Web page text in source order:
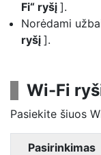
Fi“ ryšį ].
Norėdami
ryšį ].
Wi-Fi
Pasiekite šiuos
Pasirinkimas